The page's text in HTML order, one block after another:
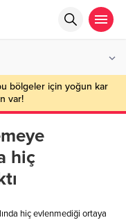
bölgeler için yoğun kar
var!
hiç
hiç evlenmediği ortaya